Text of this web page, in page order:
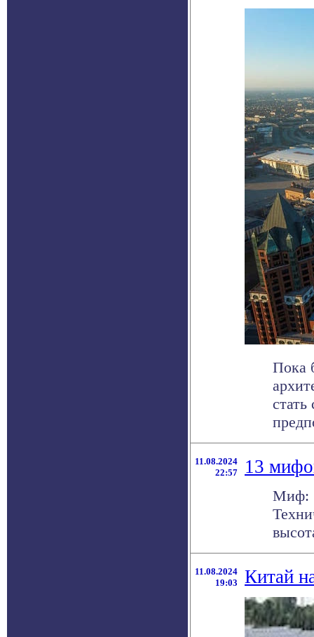
Пока
11.08.2024
22:57
13
Миф:
11.08.2024
19:03
Китай